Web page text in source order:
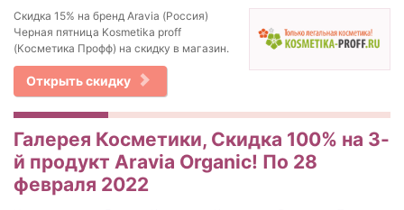
Скидка 15% на бренд Aravia (Россия)
Черная пятница Kosmetika proff
(Косметика Профф) на скидку в магазин.
Открыть скидку
Галерея Косметики, Скидка 100% на 3-
й продукт Aravia Organic! По 28
февраля 2022